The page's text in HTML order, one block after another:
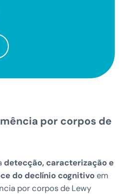
por corpos de
detecção, caracterização e
do declínio cognitivoem
por corpos de Lewy